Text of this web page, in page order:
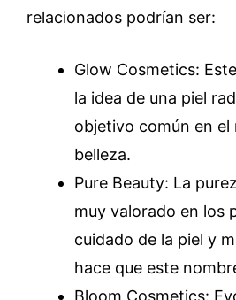
relacionados podrían ser:
Glow Cosmetics:
la idea de una piel
objetivo común en el
belleza.
Pure Beauty: La
muy valorado en los
cuidado de la piel y
hace que este
Bloom Cosmetics: